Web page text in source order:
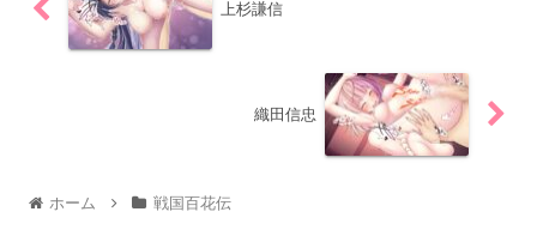
上杉謙信
織田信忠
ホーム 戦国百花伝